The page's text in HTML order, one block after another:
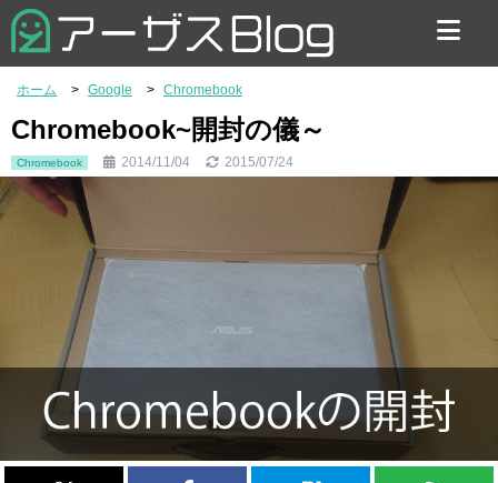
お問い合わせ
ホーム Google Chromebook
Chromebook~開封の儀～
Chromebook 2014/11/04 2015/07/24